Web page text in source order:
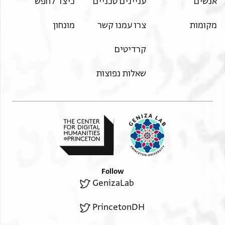
הנכבד אשר לא
זהב ורב פנינים לא יסלה [בכתם אופיר ו]בשוהם יקר
מר ורבנא
מבורך אשר לשונו בתלמודו [ ] ובין בבינו לא
[ורבנ]א מבורך החכם והנבון בר [מר] דויד קירואן
מקומות צרו עמנו קשר
קרדיטים
שאלות נפוצות
מונחון
Follow
GenizaLab
PrincetonDH